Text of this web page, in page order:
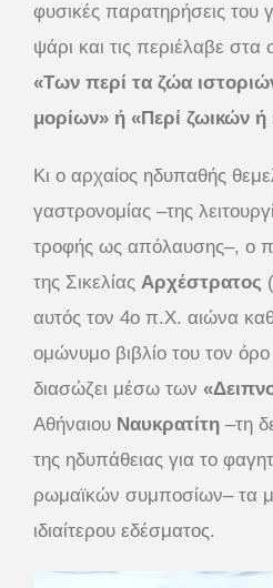
φυσικές παρατηρήσεις του
ψάρι και τις περιέλαβε
«Των περί τα ζώα
μορίων» ή «Περί ζωικών ή
Κι ο αρχαίος ηδυπαθής
γαστρονομίας –της
τροφής ως απόλαυσης–, ο
της Σικελίας Αρχέστρατος
αυτός τον 4ο π.Χ. αιώνα
ομώνυμο βιβλίο του τον όρο
διασώζει μέσω των
Αθήναιου Ναυκρατίτη –τη
της ηδυπάθειας για το
ρωμαϊκών συμποσίων– τα
ιδιαίτερου εδέσματος.